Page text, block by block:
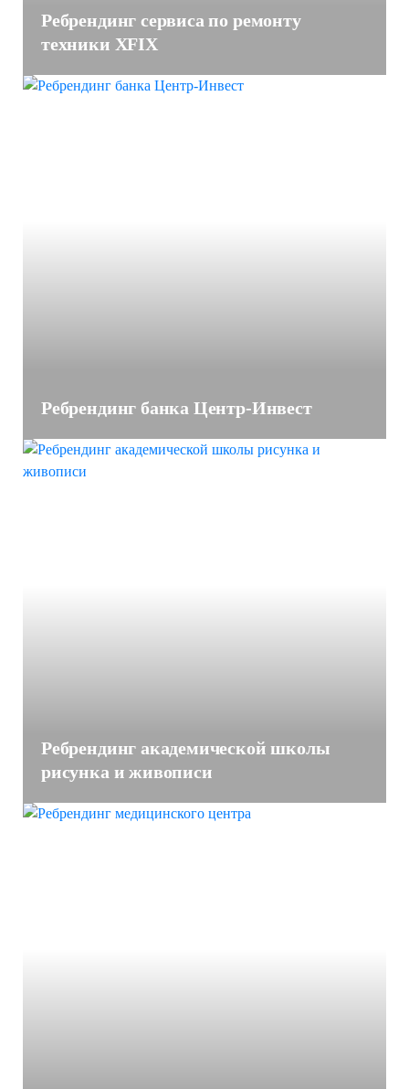
Ребрендинг сервиса по ремонту
техники XFIX
Ребрендинг банка Центр-Инвест
Ребрендинг академической школы
рисунка и живописи